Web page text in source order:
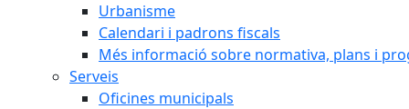
Urbanisme
Calendari i padrons fiscals
Més informació sobre normativa, plans i
Serveis
Oficines municipals